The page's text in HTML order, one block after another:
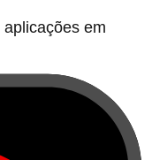
em